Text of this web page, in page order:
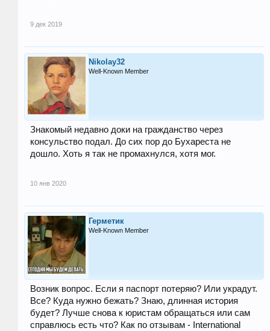
9 дек 2019
Nikolay32
Well-Known Member
Знакомый недавно доки на гражданство через
консульство подал. До сих пор до Бухареста не
дошло. Хоть я так не промахнулся, хотя мог.
10 янв 2020
Герметик
Well-Known Member
Возник вопрос. Если я паспорт потеряю? Или украдут.
Все? Куда нужно бежать? Знаю, длинная история
будет? Лучше снова к юристам обращаться или сам
справлюсь есть что? Как по отзывам - International